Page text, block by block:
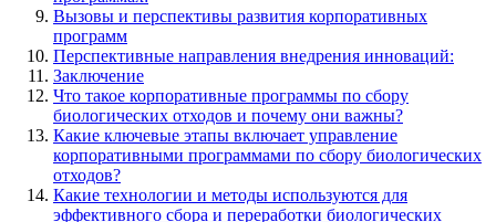
Вызовы и перспективы развития корпоративных
программ
Перспективные направления внедрения инноваций:
Заключение
Что такое корпоративные программы по сбору
биологических отходов и почему они важны?
Какие ключевые этапы включает управление
корпоративными программами по сбору биологических
отходов?
Какие технологии и методы используются для
эффективного сбора и переработки биологических